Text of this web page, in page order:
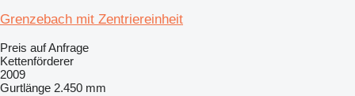
Grenzebach mit Zentriereinheit
Preis auf Anfrage
Kettenförderer
2009
Gurtlänge 2.450 mm